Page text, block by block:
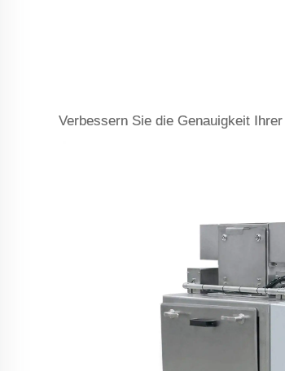
Verbessern Sie die Genauigkeit